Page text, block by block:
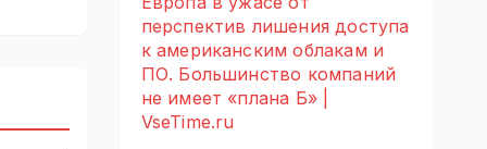
перспектив лишения доступа
к американским облакам и
ПО. Большинство компаний
не имеет «плана Б» |
VseTime.ru